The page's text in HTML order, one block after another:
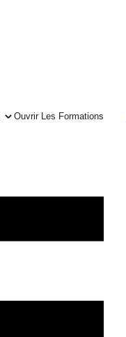
Ouvrir Les Formations